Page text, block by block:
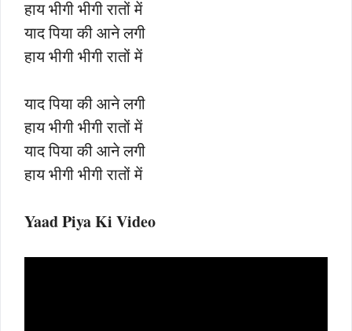
हाय भीगी भीगी रातों में
याद पिया की आने लगी
हाय भीगी भीगी रातों में
याद पिया की आने लगी
हाय भीगी भीगी रातों में
याद पिया की आने लगी
हाय भीगी भीगी रातों में
Yaad Piya Ki Video